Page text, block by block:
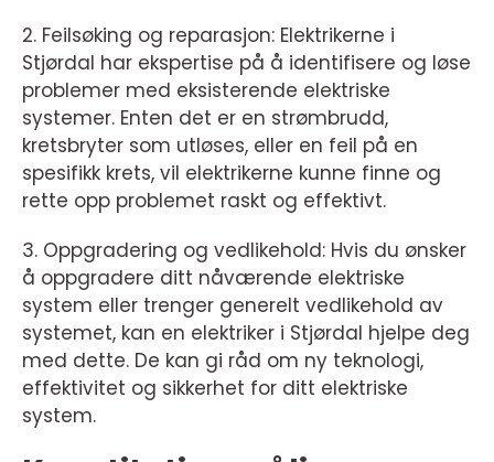
2. Feilsøking og reparasjon: Elektrikerne i
Stjørdal har ekspertise på å identifisere og løse
problemer med eksisterende elektriske
systemer. Enten det er en strømbrudd,
kretsbryter som utløses, eller en feil på en
spesifikk krets, vil elektrikerne kunne finne og
rette opp problemet raskt og effektivt.
3. Oppgradering og vedlikehold: Hvis du ønsker
å oppgradere ditt nåværende elektriske
system eller trenger generelt vedlikehold av
systemet, kan en elektriker i Stjørdal hjelpe deg
med dette. De kan gi råd om ny teknologi,
effektivitet og sikkerhet for ditt elektriske
system.